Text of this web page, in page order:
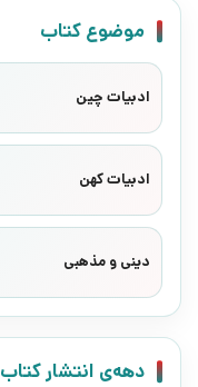
موضوع کتاب
ادبیات چین
ادبیات کهن
دینی و مذهبی
دهه‌ی انتشار کتاب